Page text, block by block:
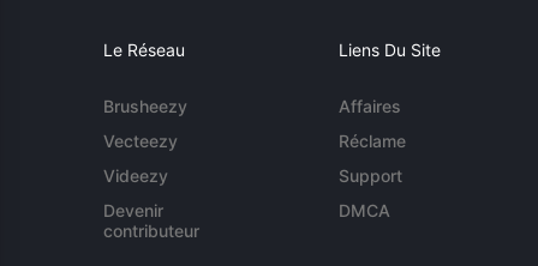
Le Réseau
Brusheezy
Vecteezy
Videezy
Devenir
contributeur
Liens Du Site
Affaires
Réclame
Support
DMCA